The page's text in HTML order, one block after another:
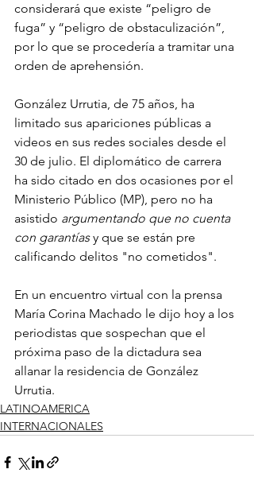
considerará que existe “peligro de
fuga” y “peligro de obstaculización”,
por lo que se procedería a tramitar una
orden de aprehensión.
González Urrutia, de 75 años, ha
limitado sus apariciones públicas a
videos en sus redes sociales desde el
30 de julio. El diplomático de carrera
ha sido citado en dos ocasiones por el
Ministerio Público (MP), pero no ha
asistido argumentando que no cuenta
con garantías y que se están pre
calificando delitos "no cometidos".
En un encuentro virtual con la prensa
María Corina Machado le dijo hoy a los
periodistas que sospechan que el
próxima paso de la dictadura sea
allanar la residencia de González
Urrutia.
LATINOAMERICA
INTERNACIONALES